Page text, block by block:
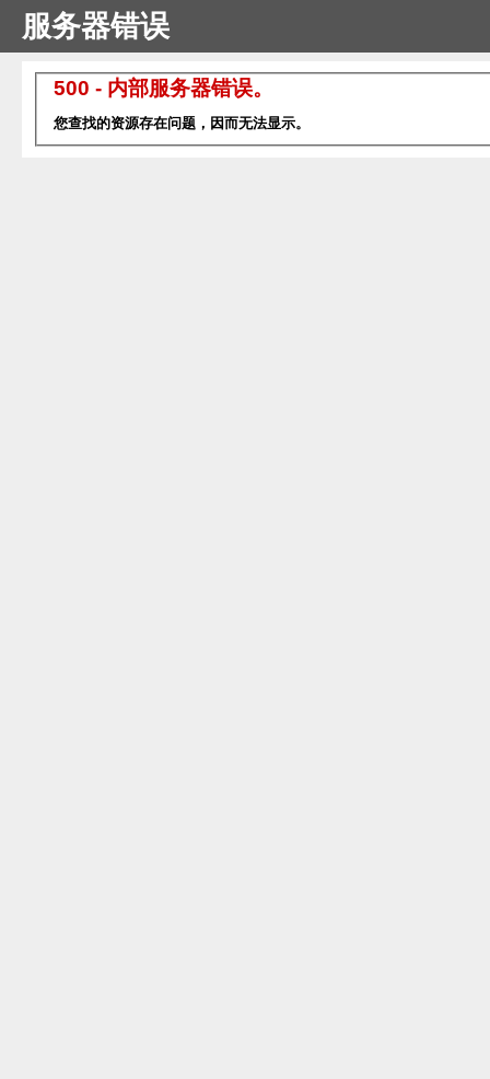
服务器错误
500 - 内部服务器错误。
您查找的资源存在问题，因而无法显示。